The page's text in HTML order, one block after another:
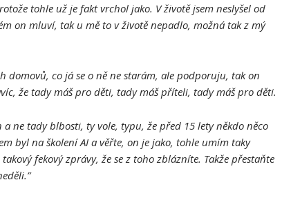
tohle už je fakt vrchol jako. V životě jsem neslyšel od
on mluví, tak u mě to v životě nepadlo, možná tak z mý
domovů, co já se o ně ne starám, ale podporuju, tak on
že tady máš pro děti, tady máš příteli, tady máš pro děti.
a ne tady blbosti, ty vole, typu, že před 15 lety někdo něco
byl na školení AI a věřte, on je jako, tohle umím taky
fekový zprávy, že se z toho zblázníte. Takže přestaňte